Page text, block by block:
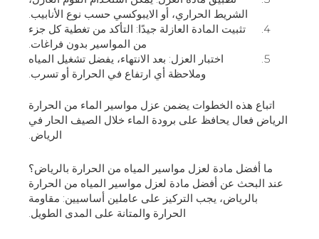
الشريط الحراري، أو الايبوكسي حسب نوع الأنابيب.
تثبيت المادة العازلة جيدًا: التأكد من تغطية كل جزء
من المواسير بدون فراغات.
اختبار العزل: بعد الانتهاء، يفضل تشغيل المياه
وملاحظة أي ارتفاع في الحرارة أو تسرب.
اتباع هذه الخطوات يضمن عزل مواسير الماء من الحرارة
الرياض فعال يحافظ على برودة الماء خلال الصيف الحار في
الرياض.
ما أفضل مادة لعزل مواسير المياه من الحرارة بالرياض؟
عند البحث عن أفضل مادة لعزل مواسير المياه من الحرارة
بالرياض، يجب التركيز على عاملين أساسيين: مقاومة
الحرارة والمتانة على المدى الطويل.